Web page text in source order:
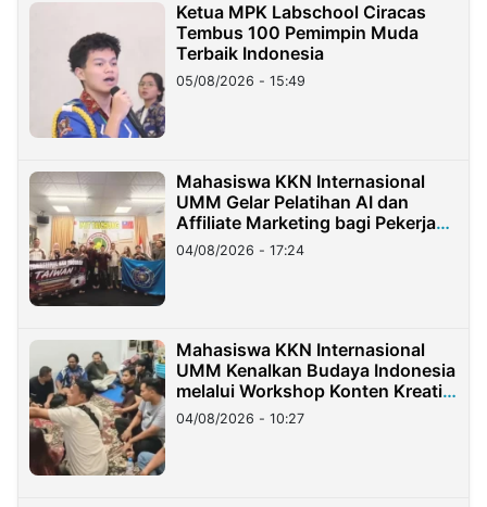
Ketua MPK Labschool Ciracas
Tembus 100 Pemimpin Muda
Terbaik Indonesia
05/08/2026 - 15:49
Mahasiswa KKN Internasional
UMM Gelar Pelatihan AI dan
Affiliate Marketing bagi Pekerja
Migran Indonesia di Taiwan
04/08/2026 - 17:24
Mahasiswa KKN Internasional
UMM Kenalkan Budaya Indonesia
melalui Workshop Konten Kreatif
di Taiwan
04/08/2026 - 10:27